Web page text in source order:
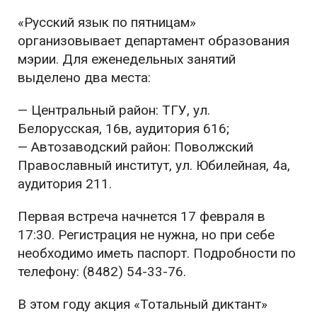
«Русский язык по пятницам»
организовывает департамент образования
мэрии. Для еженедельных занятий
выделено два места:
— Центральный район: ТГУ, ул.
Белорусская, 16в, аудитория 616;
— Автозаводский район: Поволжский
Православный институт, ул. Юбилейная, 4а,
аудитория 211.
Первая встреча начнется 17 февраля в
17:30. Регистрация не нужна, но при себе
необходимо иметь паспорт. Подробности по
телефону: (8482) 54-33-76.
В этом году акция «Тотальный диктант»